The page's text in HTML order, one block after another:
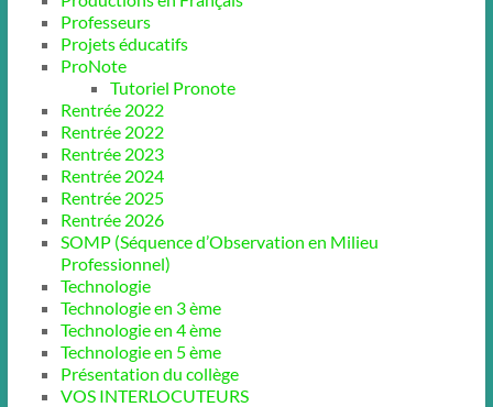
Professeurs
Projets éducatifs
ProNote
Tutoriel Pronote
Rentrée 2022
Rentrée 2022
Rentrée 2023
Rentrée 2024
Rentrée 2025
Rentrée 2026
SOMP (Séquence d’Observation en Milieu
Professionnel)
Technologie
Technologie en 3 ème
Technologie en 4 ème
Technologie en 5 ème
Présentation du collège
VOS INTERLOCUTEURS